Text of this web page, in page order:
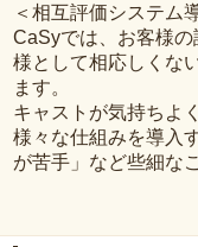
＜相互評価システム
CaSyでは、お客様
様として相応しくな
ます。
キャストが気持ちよ
様々な仕組みを導入
が苦手」など些細な